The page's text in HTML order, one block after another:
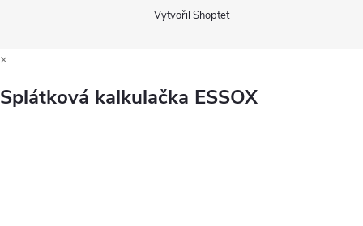
Vytvořil Shoptet
×
Splátková kalkulačka ESSOX